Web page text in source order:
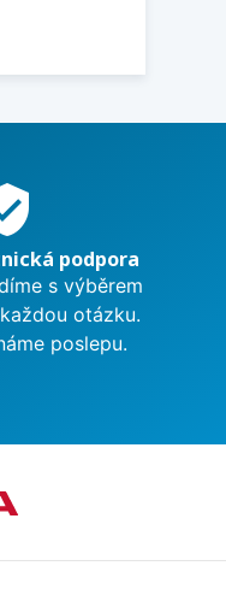
podpora
s výběrem
otázku.
poslepu.